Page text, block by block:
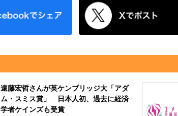
遠藤宏哲さんが英ケンブリッジ大「アダ
ム・スミス賞」 日本人初、過去に経済
学者ケインズも受賞